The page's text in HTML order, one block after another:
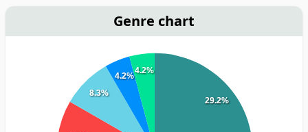
Genre chart
29.2%
8.3%
4.2%
4.2%